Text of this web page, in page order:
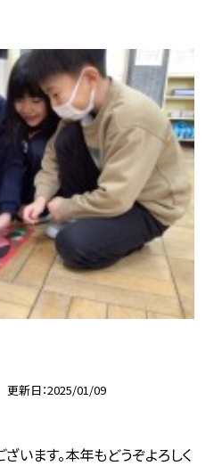
更新日 2025/01/09
います。本年もどうぞよろしく